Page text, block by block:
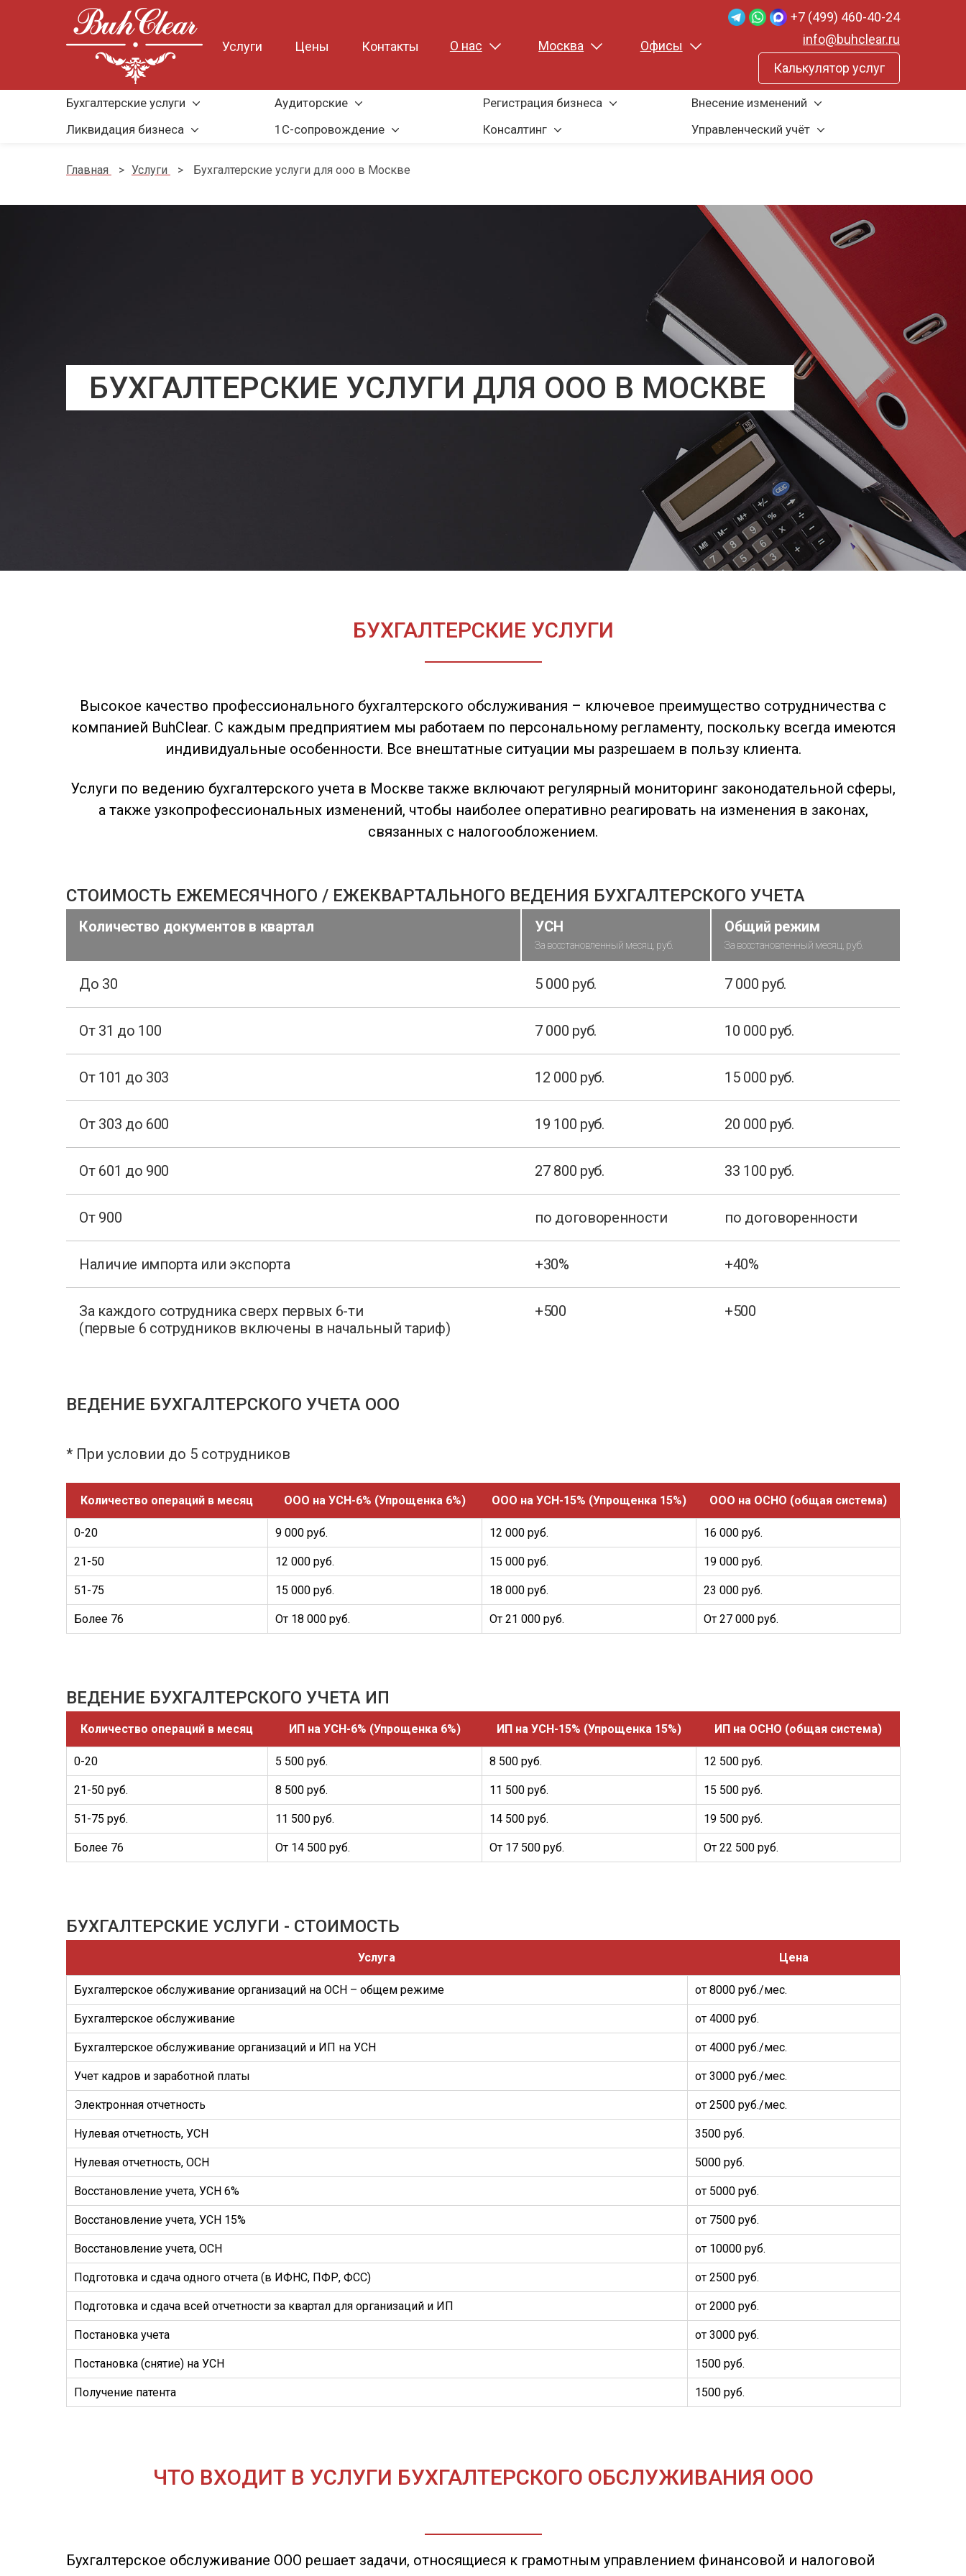
Услуги Цены Контакты О нас Москва Офисы
+7 (499) 460-40-24
info@buhclear.ru
Калькулятор услуг
Бухгалтерские услуги Аудиторские Регистрация бизнеса
Внесение изменений
Ликвидация бизнеса
1С-сопровождение Консалтинг Управленческий учёт
Главная > Услуги > Бухгалтерские услуги для ооо в Москве
БУХГАЛТЕРСКИЕ УСЛУГИ ДЛЯ ООО В МОСКВЕ
БУХГАЛТЕРСКИЕ УСЛУГИ
Высокое качество профессионального бухгалтерского обслуживания – ключевое преимущество сотрудничества с
компанией BuhClear. С каждым предприятием мы работаем по персональному регламенту, поскольку всегда имеются
индивидуальные особенности. Все внештатные ситуации мы разрешаем в пользу клиента.
Услуги по ведению бухгалтерского учета в Москве также включают регулярный мониторинг законодательной сферы,
а также узкопрофессиональных изменений, чтобы наиболее оперативно реагировать на изменения в законах,
связанных с налогообложением.
СТОИМОСТЬ ЕЖЕМЕСЯЧНОГО / ЕЖЕКВАРТАЛЬНОГО ВЕДЕНИЯ БУХГАЛТЕРСКОГО УЧЕТА
Количество документов в квартал УСН
За восстановленный месяц, руб.
Общий режим
За восстановленный месяц, руб.
До 30 5 000 руб. 7 000 руб.
От 31 до 100 7 000 руб. 10 000 руб.
От 101 до 303 12 000 руб. 15 000 руб.
От 303 до 600 19 100 руб. 20 000 руб.
От 601 до 900 27 800 руб. 33 100 руб.
От 900 по договоренности по договоренности
Наличие импорта или экспорта +30% +40%
За каждого сотрудника сверх первых 6-ти
(первые 6 сотрудников включены в начальный тариф)
+500 +500
ВЕДЕНИЕ БУХГАЛТЕРСКОГО УЧЕТА ООО
* При условии до 5 сотрудников
Количество операций в месяц ООО на УСН-6% (Упрощенка 6%) ООО на УСН-15% (Упрощенка 15%) ООО на ОСНО (общая система)
0-20 9 000 руб. 12 000 руб. 16 000 руб.
21-50 12 000 руб. 15 000 руб. 19 000 руб.
51-75 15 000 руб. 18 000 руб. 23 000 руб.
Более 76 От 18 000 руб. От 21 000 руб. От 27 000 руб.
ВЕДЕНИЕ БУХГАЛТЕРСКОГО УЧЕТА ИП
Количество операций в месяц ИП на УСН-6% (Упрощенка 6%) ИП на УСН-15% (Упрощенка 15%) ИП на ОСНО (общая система)
0-20 5 500 руб. 8 500 руб. 12 500 руб.
21-50 руб. 8 500 руб. 11 500 руб. 15 500 руб.
51-75 руб. 11 500 руб. 14 500 руб. 19 500 руб.
Более 76 От 14 500 руб. От 17 500 руб. От 22 500 руб.
БУХГАЛТЕРСКИЕ УСЛУГИ - СТОИМОСТЬ
Услуга Цена
Бухгалтерское обслуживание организаций на ОСН – общем режиме от 8000 руб./мес.
Бухгалтерское обслуживание от 4000 руб.
Бухгалтерское обслуживание организаций и ИП на УСН от 4000 руб./мес.
Учет кадров и заработной платы от 3000 руб./мес.
Электронная отчетность от 2500 руб./мес.
Нулевая отчетность, УСН 3500 руб.
Нулевая отчетность, ОСН 5000 руб.
Восстановление учета, УСН 6% от 5000 руб.
Восстановление учета, УСН 15% от 7500 руб.
Восстановление учета, ОСН от 10000 руб.
Подготовка и сдача одного отчета (в ИФНС, ПФР, ФСС) от 2500 руб.
Подготовка и сдача всей отчетности за квартал для организаций и ИП от 2000 руб.
Постановка учета от 3000 руб.
Постановка (снятие) на УСН 1500 руб.
Получение патента 1500 руб.
ЧТО ВХОДИТ В УСЛУГИ БУХГАЛТЕРСКОГО ОБСЛУЖИВАНИЯ ООО
Бухгалтерское обслуживание ООО решает задачи, относящиеся к грамотным управлением финансовой и налоговой